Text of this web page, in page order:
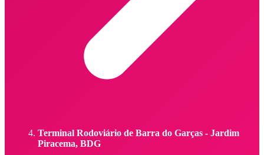
Terminal Rodoviário de Barra do Garças - Jardim
Piracema, BDG